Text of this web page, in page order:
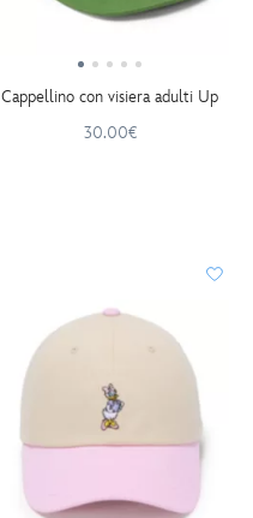
Cappellino con visiera adulti Up
30.00€